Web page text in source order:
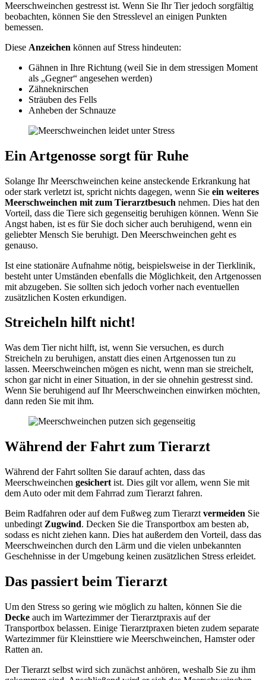
Meerschweinchen gestresst ist. Wenn Sie Ihr Tier jedoch sorgfältig
beobachten, können Sie den Stresslevel an einigen Punkten
bemessen.
Diese Anzeichen können auf Stress hindeuten:
Gähnen in Ihre Richtung (weil Sie in dem stressigen Moment
als „Gegner“ angesehen werden)
Zähneknirschen
Sträuben des Fells
Anheben der Schnauze
Ein Artgenosse sorgt für Ruhe
Solange Ihr Meerschweinchen keine ansteckende Erkrankung hat
oder stark verletzt ist, spricht nichts dagegen, wenn Sie ein weiteres
Meerschweinchen mit zum Tierarztbesuch nehmen. Dies hat den
Vorteil, dass die Tiere sich gegenseitig beruhigen können. Wenn Sie
Angst haben, ist es für Sie doch sicher auch beruhigend, wenn ein
geliebter Mensch Sie beruhigt. Den Meerschweinchen geht es
genauso.
Ist eine stationäre Aufnahme nötig, beispielsweise in der Tierklinik,
besteht unter Umständen ebenfalls die Möglichkeit, den Artgenossen
mit abzugeben. Sie sollten sich jedoch vorher nach eventuellen
zusätzlichen Kosten erkundigen.
Streicheln hilft nicht!
Was dem Tier nicht hilft, ist, wenn Sie versuchen, es durch
Streicheln zu beruhigen, anstatt dies einen Artgenossen tun zu
lassen. Meerschweinchen mögen es nicht, wenn man sie streichelt,
schon gar nicht in einer Situation, in der sie ohnehin gestresst sind.
Wenn Sie beruhigend auf Ihr Meerschweinchen einwirken möchten,
dann reden Sie mit ihm.
Während der Fahrt zum Tierarzt
Während der Fahrt sollten Sie darauf achten, dass das
Meerschweinchen gesichert ist. Dies gilt vor allem, wenn Sie mit
dem Auto oder mit dem Fahrrad zum Tierarzt fahren.
Beim Radfahren oder auf dem Fußweg zum Tierarzt vermeiden Sie
unbedingt Zugwind. Decken Sie die Transportbox am besten ab,
sodass es nicht ziehen kann. Dies hat außerdem den Vorteil, dass das
Meerschweinchen durch den Lärm und die vielen unbekannten
Geschehnisse in der Umgebung keinen zusätzlichen Stress erleidet.
Das passiert beim Tierarzt
Um den Stress so gering wie möglich zu halten, können Sie die
Decke auch im Wartezimmer der Tierarztpraxis auf der
Transportbox belassen. Einige Tierarztpraxen bieten zudem separate
Wartezimmer für Kleinsttiere wie Meerschweinchen, Hamster oder
Ratten an.
Der Tierarzt selbst wird sich zunächst anhören, weshalb Sie zu ihm